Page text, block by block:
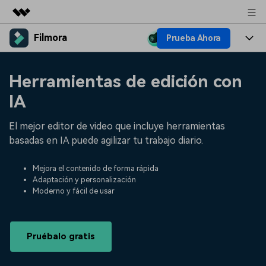
Productos destacados
Utilidades
Soluciones
Quiénes somos
Sala de prensa
Soporte
Filmora Prueba Ahora
Plataformas
Recursos creativos
IA
Video e imagen
Texto
Soluciones
Creación
Adquiere conocimientos
fundamentales de edición de
video
Ayuda
Contáctanos
Estamos aquí para ayudarte
Herramientas de edición con
IA
El mejor editor de video que incluye herramientas
basadas en IA puede agilizar tu trabajo diario.
Mejora el contenido de forma rápida
Adaptación y personalización
Moderno y fácil de usar
Pruébalo gratis